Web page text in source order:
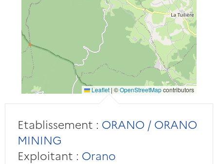
Leaflet | ©OpenStreetMapcontributors
Etablissement : ORANO / ORANO
MINING
Exploitant : Orano